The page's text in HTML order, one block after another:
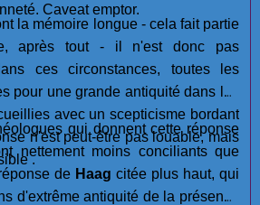
Caveat emptor.
la mémoire longue - cela fait partie
après tout - il n'est donc pas
ces circonstances, toutes les
pour une grande antiquité dans les
avec un scepticisme bordant
n'est peut-être pas louable, mais
.
qui donnent cette réponse
nettement moins conciliants que
de Haag citée plus haut, qui
d'extrême antiquité de la présence